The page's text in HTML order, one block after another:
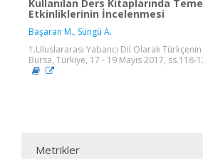
Kullanılan Ders Kitaplarında
Etkinliklerinin İncelenmesi
Başaran M., Süngü A.
1.Uluslararası Yabancı Dil Olarak
Bursa, Türkiye, 17 - 19 Mayıs 2017,
Metrikler